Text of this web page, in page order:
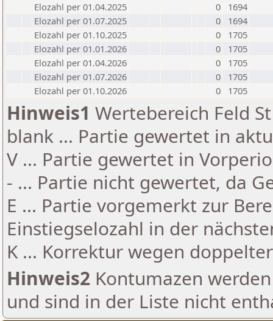
Elozahl per 01.04.2025
0
1694
Elozahl per 01.07.2025
0
1694
Elozahl per 01.10.2025
0
1705
Elozahl per 01.01.2026
0
1705
Elozahl per 01.04.2026
0
1705
Elozahl per 01.07.2026
0
1705
Elozahl per 01.10.2026
0 1705
Hinweis1 Wertebereich Feld
blank ... Partie gewertet in
V ... Partie gewertet in
- ... Partie nicht gewertet, da
E ... Partie vorgemerkt zur
Einstiegselozahl in der
K ... Korrektur wegen
Hinweis2 Kontumazen
und sind in der Liste nicht